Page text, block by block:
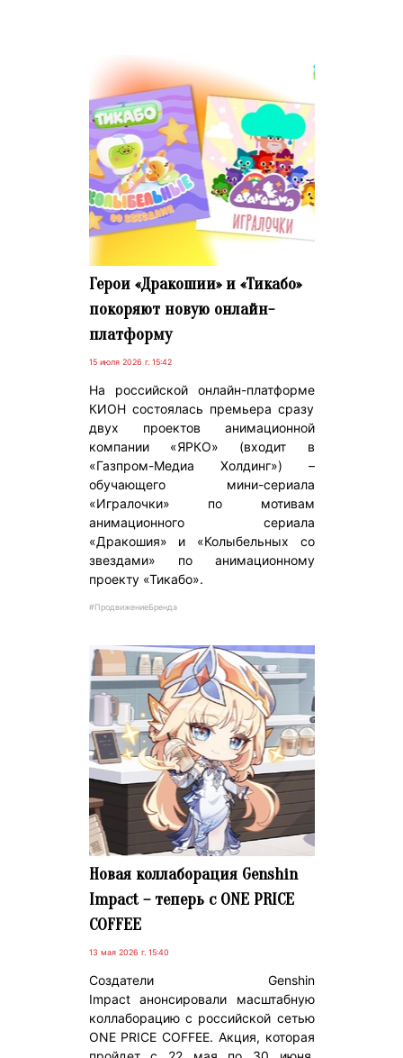
Герои «Дракошии» и «Тикабо»
покоряют новую онлайн-
платформу
15 июля 2026 г. 15:42
На российской онлайн-платформе
КИОН состоялась премьера сразу
двух проектов анимационной
компании «ЯРКО» (входит в
«Газпром-Медиа Холдинг») –
обучающего мини-сериала
«Игралочки» по мотивам
анимационного сериала
«Дракошия» и «Колыбельных со
звездами» по анимационному
проекту «Тикабо».
#ПродвижениеБренда
Новая коллаборация Genshin
Impact – теперь с ONE PRICE
COFFEE
13 мая 2026 г. 15:40
Создатели Genshin
Impact анонсировали масштабную
коллаборацию с российской сетью
ONE PRICE COFFEE. Акция, которая